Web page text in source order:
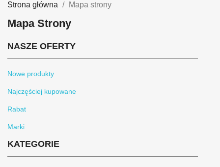
Strona główna Mapa strony
Mapa Strony
NASZE OFERTY
Nowe produkty
Najczęściej kupowane
Rabat
Marki
KATEGORIE